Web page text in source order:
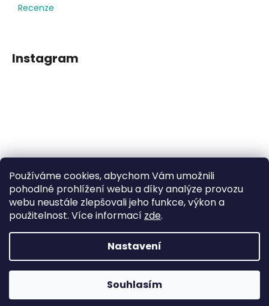
Používáme cookies, abychom Vám umožnili
pohodlné prohlížení webu a díky analýze provozu
webu neustále zlepšovali jeho funkce, výkon a
použitelnost. Více informací zde.
Nastavení
Souhlasím
Recenze
Instagram
Sledovat na Instagramu
Facebook
Vytvořil Shoptet
Dětské klipy na dudlíčky
vyhrazena.